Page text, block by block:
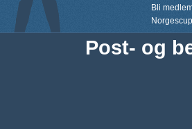
Bli
Post- og